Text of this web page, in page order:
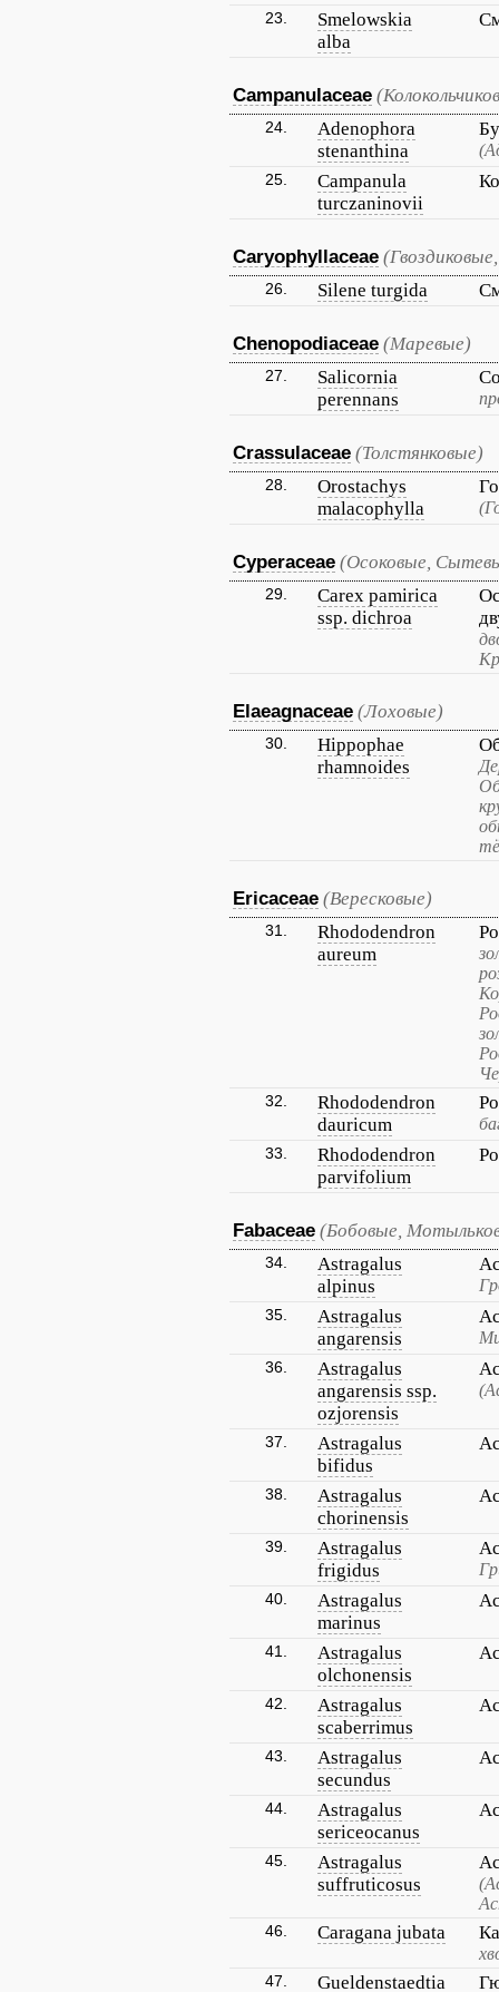
23.
Smelowskia
alba
Campanulaceae
24.
Adenophora
stenanthina
25.
Campanula
turczaninovii
Caryophyllaceae
26. Silene turgida
Chenopodiaceae (Маревые)
27.
Salicornia
perennans
Crassulaceae (Толстянковые)
28.
Orostachys
malacophylla
Cyperaceae (Осоковые,
29.
Carex pamirica
ssp. dichroa
Elaeagnaceae (Лоховые)
30.
Hippophae
rhamnoides
Ericaceae (Вересковые)
31.
Rhododendron
aureum
32.
Rhododendron
dauricum
33.
Rhododendron
parvifolium
Fabaceae (Бобовые,
34.
Astragalus
alpinus
35.
Astragalus
angarensis
36.
Astragalus
angarensis ssp.
ozjorensis
37.
Astragalus
bifidus
38.
Astragalus
chorinensis
39.
Astragalus
frigidus
40.
Astragalus
marinus
41.
Astragalus
olchonensis
42.
Astragalus
scaberrimus
43.
Astragalus
secundus
44.
Astragalus
sericeocanus
45.
Astragalus
suffruticosus
46. Caragana jubata
47. Gueldenstaedtia